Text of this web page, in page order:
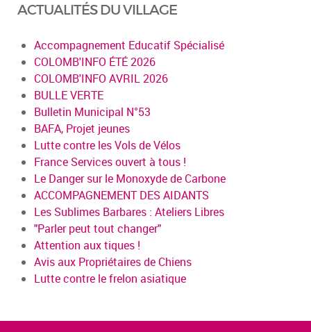
ACTUALITÉS DU VILLAGE
Accompagnement Educatif Spécialisé
COLOMB'INFO ÉTÉ 2026
COLOMB'INFO AVRIL 2026
BULLE VERTE
Bulletin Municipal N°53
BAFA, Projet jeunes
Lutte contre les Vols de Vélos
France Services ouvert à tous !
Le Danger sur le Monoxyde de Carbone
ACCOMPAGNEMENT DES AIDANTS
Les Sublimes Barbares : Ateliers Libres
"Parler peut tout changer"
Attention aux tiques !
Avis aux Propriétaires de Chiens
Lutte contre le frelon asiatique